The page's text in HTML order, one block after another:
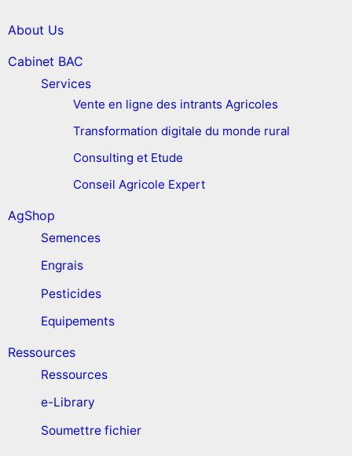
About Us
Cabinet BAC
Services
Vente en ligne des intrants Agricoles
Transformation digitale du monde rural
Consulting et Etude
Conseil Agricole Expert
AgShop
Semences
Engrais
Pesticides
Equipements
Ressources
Ressources
e-Library
Soumettre fichier